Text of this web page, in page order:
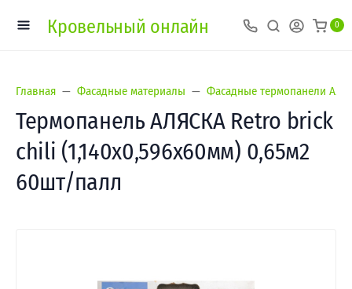
Кровельный онлайн 0
Главная Фасадные материалы Фасадные термопанели
Термопанель АЛЯСКА Retro brick
chili (1,140х0,596х60мм) 0,65м2
60шт/палл